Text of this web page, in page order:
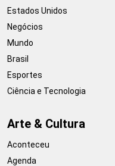
Estados Unidos
Negócios
Mundo
Brasil
Esportes
Ciência e Tecnologia
Arte & Cultura
Aconteceu
Agenda